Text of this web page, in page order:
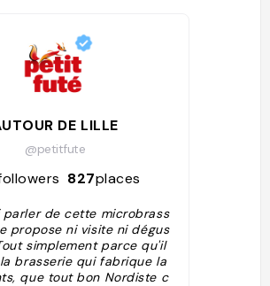
DE LILLE
@petitfute
827places
parler de cette microbrass
propose ni visite ni dégus
simplement parce qu'il
brasserie qui fabrique la
que tout bon Nordiste c